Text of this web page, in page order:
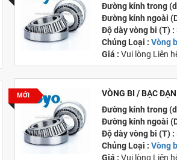
Đường kính trong
Đường kính ngoài
Độ dày vòng bi (T) :
Chủng Loại :Vòng
Giá : Vui lòng Liên
Email :
Xuất xứ :Nhật Bản
MỚI
VÒNG BI / BẠC
Đường kính trong
Đường kính ngoài
Độ dày vòng bi (T) :
Chủng Loại :Vòng
Giá : Vui lòng Liên